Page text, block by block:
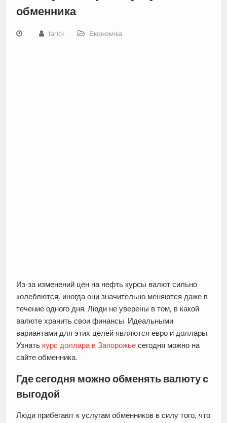
обменника
tarick Економіка
Из-за изменений цен на нефть курсы валют сильно
колеблются, иногда они значительно меняются даже в
течение одного дня. Люди не уверены в том, в какой
валюте хранить свои финансы. Идеальными
вариантами для этих целей являются евро и доллары.
Узнать курс доллара в Запорожьесегодня можно на
сайте обменника.
Где сегодня можно обменять валюту с
выгодой
Люди прибегают к услугам обменников в силу того, что